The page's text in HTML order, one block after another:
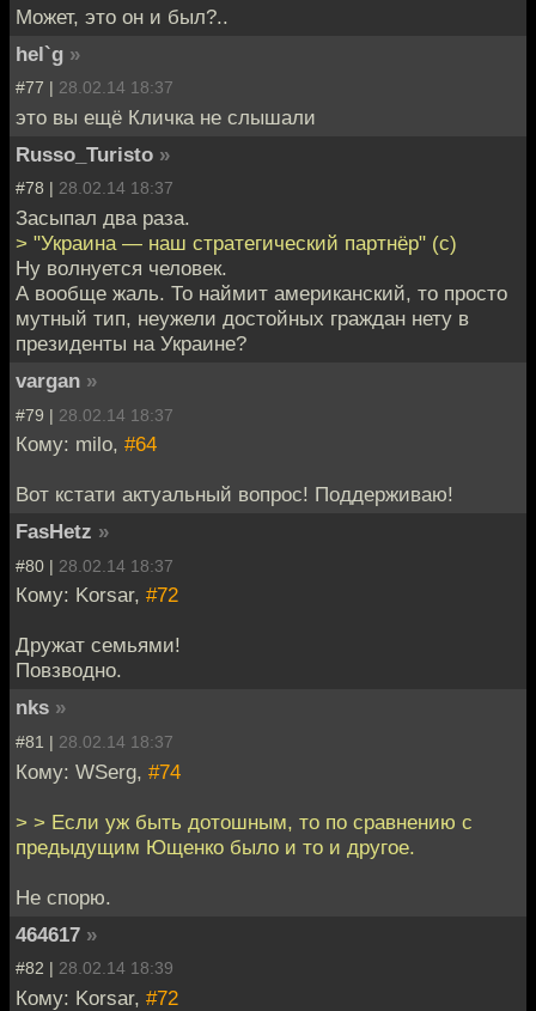
Может, это он и был?..
hel`g »
#77 | 28.02.14 18:37
это вы ещё Кличка не слышали
Russo_Turisto »
#78 | 28.02.14 18:37
Засыпал два раза.
> "Украина — наш стратегический партнёр" (с)
Ну волнуется человек.
А вообще жаль. То наймит американский, то просто
мутный тип, неужели достойных граждан нету в
президенты на Украине?
vargan »
#79 | 28.02.14 18:37
Кому: milo, #64
Вот кстати актуальный вопрос! Поддерживаю!
FasHetz »
#80 | 28.02.14 18:37
Кому: Korsar, #72
Дружат семьями!
Повзводно.
nks »
#81 | 28.02.14 18:37
Кому: WSerg, #74
> > Если уж быть дотошным, то по сравнению с
предыдущим Ющенко было и то и другое.
Не спорю.
464617 »
#82 | 28.02.14 18:39
Кому: Korsar, #72